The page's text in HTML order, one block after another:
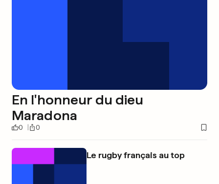
En l'honneur du dieu
Maradona
0 0
Le rugby français au top